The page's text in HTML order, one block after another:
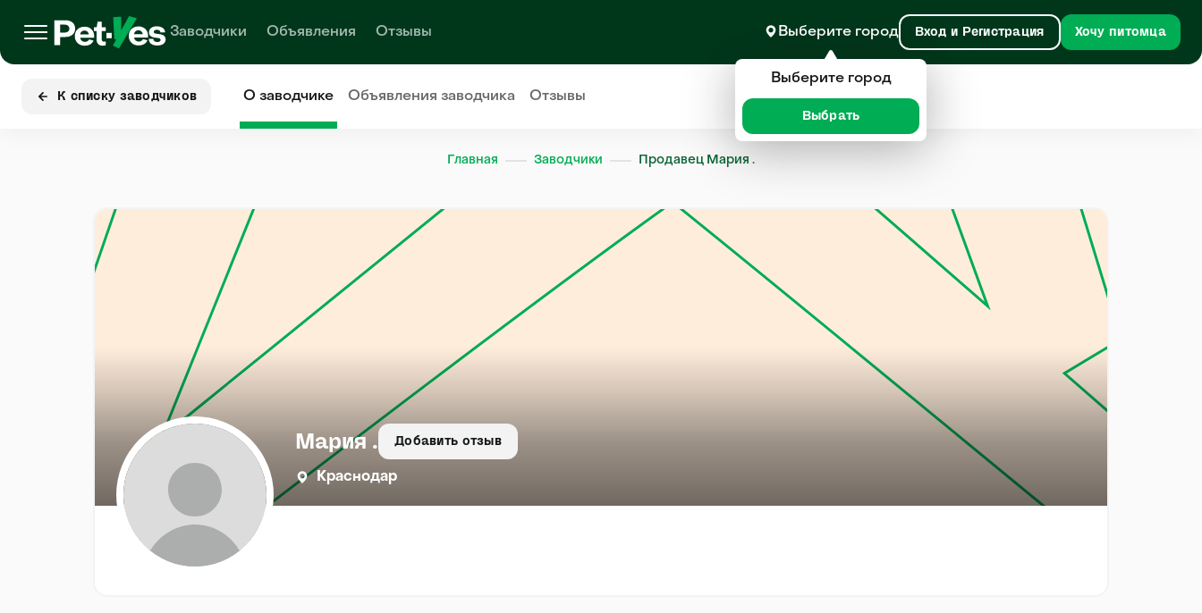
Заводчики Объявления Отзывы Выберите город Вход и Регистрация Хочу питомца
К списку заводчиков О заводчике Объявлениязаводчика Отзывы
Главная Заводчики Продавец Мария .
Мария . Добавить отзыв
Краснодар
Выберите город
Выбрать